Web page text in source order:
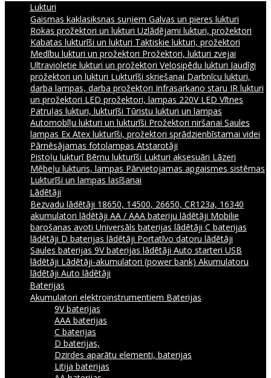
Lukturi
Gaismas kaklasiksnas suņiem Galvas un pieres lukturi
Rokas prožektori un lukturi Uzlādējami lukturi, prožektori
Kabatas lukturīši un lukturi Taktiskie lukturi, prožektori
Medību lukturi un prožektori Prožektori, lukturi zvejai
Ultravioletie lukturi un prožektori Velosipēdu lukturi Jaudīgi
prožektori un lukturi Lukturīši skriešanai Darbnīcu lukturi,
darba lampas, darba prožektori Infrasarkano staru IR lukturi
un prožektori LED prožektori, lampas 220V LED Vītnes
Patruļas lukturi, lukturīši Tūristu lukturi un lampas
Automobīļu lukturi un lukturīši Prožektori niršanai Saules
lampas Ex Atex lukturīši, prožektori sprādzienbīstamai videi
Pārnēsājamas fotolampas Atstarotāji
Pistoļu lukturī Bērnu lukturīši Lukturi aksesuāri Lāzeri
Mēbeļu lukturis, lampas Pārvietojamas apgaismes sistēmas
Lukturīši un lampas lasīšanai
Lādētāji
Bezvadu lādētāji 18650, 14500, 26650, CR123a, 16340
akumulatori lādētāji AA / AAA bateriju lādētāji Mobilie
barošanas avoti Universāls baterijas lādētāji C baterijas
lādētāji D baterijas lādētāji Portatīvo datoru lādētāji
Saules baterijas 9V baterijas lādētāji Auto starteri USB
lādētāji Lādētāji-akumulatori (power bank) Akumulatoru
lādētāji Auto lādētāji
Baterijas
Akumulatori elektroinstrumentiem Baterijas
9V baterijas
AAA baterijas
C baterijas
D baterijas,
Dzirdes aparātu elementi, baterijas
Litija baterijas